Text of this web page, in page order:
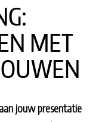
MET
jouw presentatie